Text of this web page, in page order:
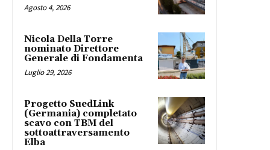
Agosto 4, 2026
Nicola Della Torre
nominato Direttore
Generale di Fondamenta
Luglio 29, 2026
Progetto SuedLink
(Germania) completato
scavo con TBM del
sottoattraversamento
Elba